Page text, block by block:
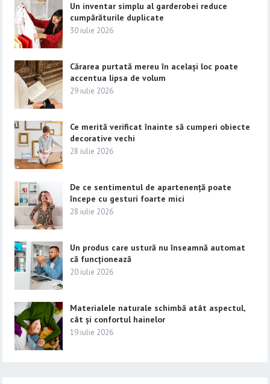
Un inventar simplu al garderobei reduce
cumpărăturile duplicate
30 iulie 2026
Cărarea purtată mereu în același loc poate
accentua lipsa de volum
29 iulie 2026
Ce merită verificat înainte să cumperi obiecte
decorative vechi
28 iulie 2026
De ce sentimentul de apartenență poate
începe cu gesturi foarte mici
28 iulie 2026
Un produs care ustură nu înseamnă automat
că funcționează
20 iulie 2026
Materialele naturale schimbă atât aspectul,
cât și confortul hainelor
19 iulie 2026